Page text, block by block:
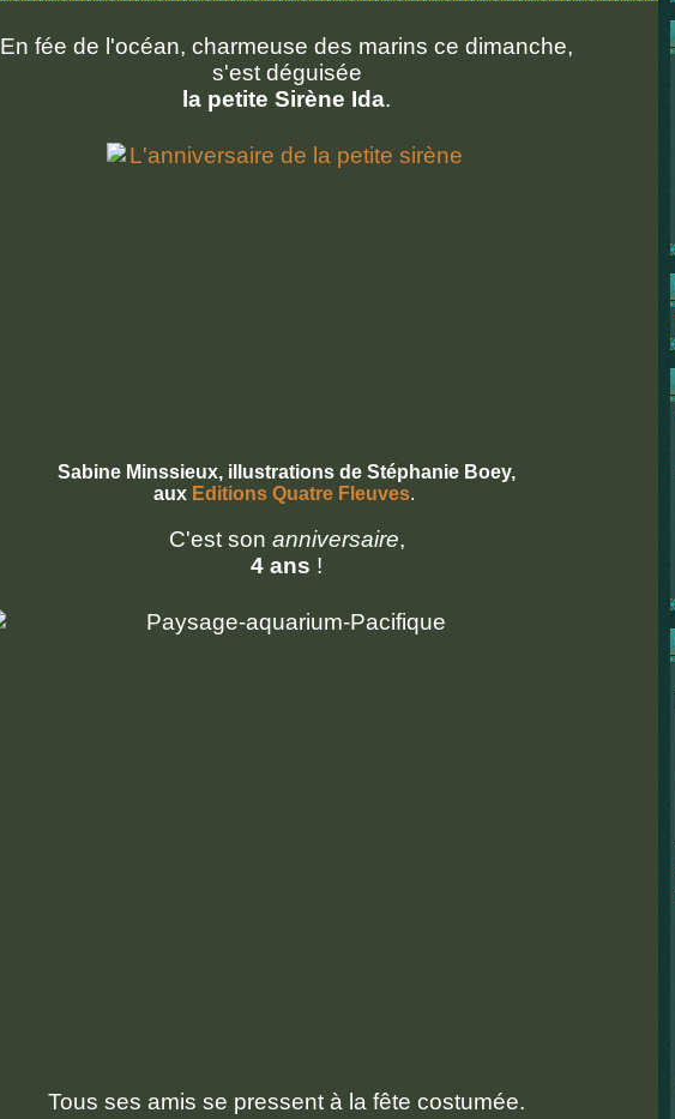
En fée de l'océan, charmeuse des marins ce dimanche,
s'est déguisée
la petite Sirène Ida.
Sabine Minssieux, illustrations de Stéphanie Boey,
aux Editions Quatre Fleuves.
C'est son anniversaire,
4 ans !
Tous ses amis se pressent à la fête costumée.